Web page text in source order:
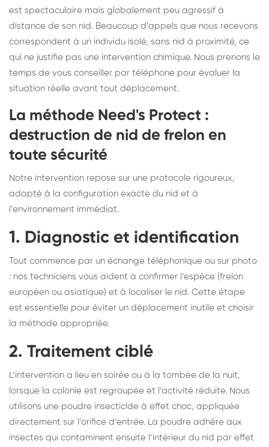
est spectaculaire mais globalement peu agressif à
distance de son nid. Beaucoup d’appels que nous recevons
correspondent à un individu isolé, sans nid à proximité, ce
qui ne justifie pas une intervention chimique. Nous prenons le
temps de vous conseiller par téléphone pour évaluer la
situation réelle avant tout déplacement.
La méthode Need's Protect :
destruction de nid de frelon en
toute sécurité
Notre intervention repose sur une protocole rigoureux,
adapté à la configuration exacte du nid et à
l’environnement immédiat.
1. Diagnostic et identification
Tout commence par un échange téléphonique ou sur photo
: nos techniciens vous aident à confirmer l’espèce (frelon
européen ou asiatique) et à localiser le nid. Cette étape
est essentielle pour éviter un déplacement inutile et choisir
la méthode appropriée.
2. Traitement ciblé
L’intervention a lieu en soirée ou à la tombée de la nuit,
lorsque la colonie est regroupée et l’activité réduite. Nous
utilisons une poudre insecticide à effet choc, appliquée
directement sur l’orifice d’entrée. La poudre adhère aux
insectes qui contaminent ensuite l’intérieur du nid par effet